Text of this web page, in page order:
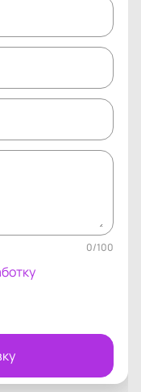
0/100